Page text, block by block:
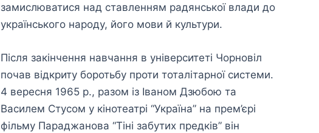
замислюватися над ставленням радянської влади до
українського народу, його мови й культури.
Після закінчення навчання в університеті Чорновіл
почав відкриту боротьбу проти тоталітарної системи.
4 вересня 1965 р., разом із Іваном Дзюбою та
Василем Стусом у кінотеатрі “Україна” на прем’єрі
фільму Параджанова “Тіні забутих предків” він